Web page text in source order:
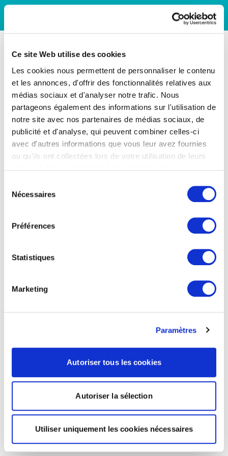
Ce site Web utilise des cookies
Les cookies nous permettent de personnaliser le contenu
et les annonces, d'offrir des fonctionnalités relatives aux
médias sociaux et d'analyser notre trafic. Nous
partageons également des informations sur l'utilisation de
notre site avec nos partenaires de médias sociaux, de
publicité et d'analyse, qui peuvent combiner celles-ci
avec d'autres informations que vous leur avez fournies
ou qu'ils ont collectées lors de votre utilisation de leurs
Nécessaires
Préférences
Statistiques
Marketing
Paramètres
Autoriser tous les cookies
Autoriser la sélection
Utiliser uniquement les cookies nécessaires